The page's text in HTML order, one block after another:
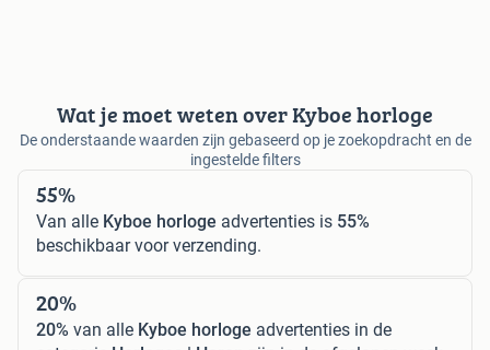
Wat je moet weten over Kyboe horloge
De onderstaande waarden zijn gebaseerd op je zoekopdracht en de
ingestelde filters
55%
Van alle Kyboe horloge advertenties is 55%
beschikbaar voor verzending.
20%
20% van alle Kyboe horloge advertenties in de